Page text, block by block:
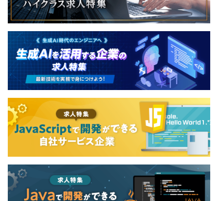
チームは5名で、エンジニア2名、デザイナー1名、セール
ス1名、マーケティング1名(業務委託)です。
少人数なので、開発は明確にバックエンドとフロントエン
ドで分けていません。
2名のエンジニアが状況に応じてバックエンド
(Python3,Django5)を担当したりフロントエンド
(React,Next.js)を担当したりインフラを担当したりしてい
ます。